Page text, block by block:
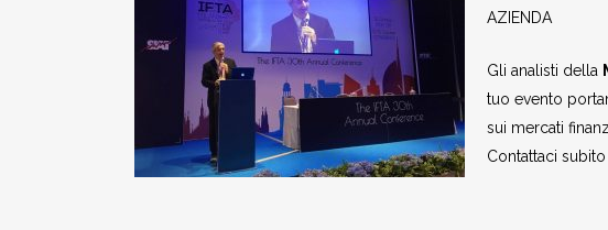
AZIENDA
Gli analisti della
tuo evento
sui mercati
Contattaci subito